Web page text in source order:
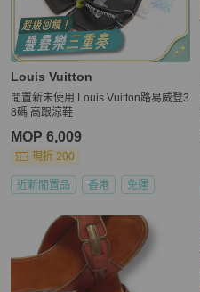
Louis Vuitton
閒置新未使用 Louis Vuitton路易威登3
8碼 高跟涼鞋
MOP 6,009
現折 200
近新閒置品 香港 免運